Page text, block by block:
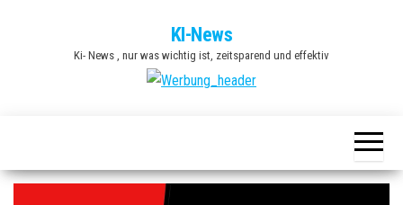
KI-News
Ki- News , nur was wichtig ist, zeitsparend und effektiv